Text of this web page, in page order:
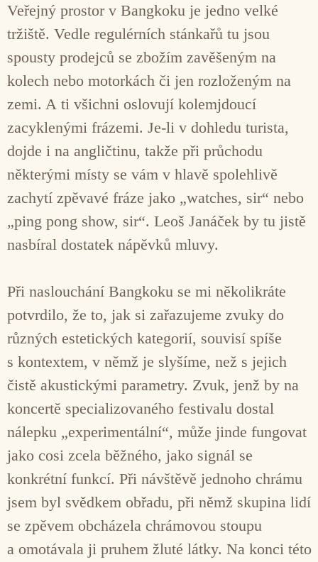
Veřejný prostor v Bangkoku je jedno velké
tržiště. Vedle regulérních stánkařů tu jsou
spousty prodejců se zbožím zavěšeným na
kolech nebo motorkách či jen rozloženým na
zemi. A ti všichni oslovují kolemjdoucí
zacyklenými frázemi. Je-li v dohledu turista,
dojde i na angličtinu, takže při průchodu
některými místy se vám v hlavě spolehlivě
zachytí zpěvavé fráze jako „watches, sir“ nebo
„ping pong show, sir“. Leoš Janáček by tu jistě
nasbíral dostatek nápěvků mluvy.
Při naslouchání Bangkoku se mi několikráte
potvrdilo, že to, jak si zařazujeme zvuky do
různých estetických kategorií, souvisí spíše
s kontextem, v němž je slyšíme, než s jejich
čistě akustickými parametry. Zvuk, jenž by na
koncertě specializovaného festivalu dostal
nálepku „experimentální“, může jinde fungovat
jako cosi zcela běžného, jako signál se
konkrétní funkcí. Při návštěvě jednoho chrámu
jsem byl svědkem obřadu, při němž skupina lidí
se zpěvem obcházela chrámovou stoupu
a omotávala ji pruhem žluté látky. Na konci této